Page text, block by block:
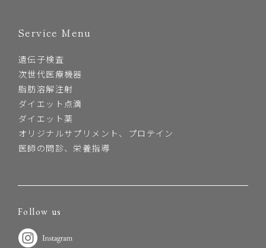
Service Menu
遺伝子検査
次世代医療機器
脂肪溶解注射
ダイエット点滴
ダイエット薬
オリジナルサプリメント、プロテイン
医師の問診、栄養指導
Follow us